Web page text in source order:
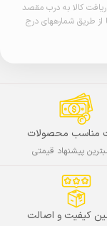
کالا به درب مقصد
از طریق شمارههای درج
مناسب محصولات
پیشنهاد قیمتی
کیفیت و اصالت